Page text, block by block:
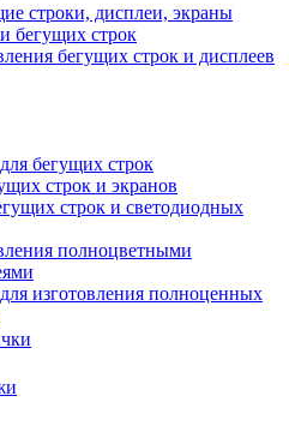
строки, дисплеи, экраны
бегущих строк
бегущих строк и дисплеев
бегущих строк
строк и экранов
строк и светодиодных
полноцветными
изготовления полноценных